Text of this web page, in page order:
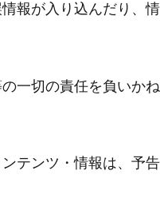
報が入り込んだり、
一切の責任を負いか
テンツ・情報は、予